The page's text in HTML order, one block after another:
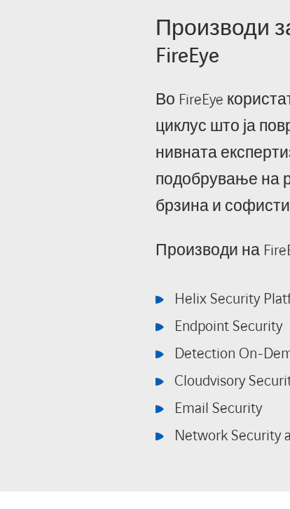
Производи
FireEye
Во FireEye
циклус што ја
нивната
подобрување на
брзина и
Производи на
Helix Security
Endpoint Security
Detection On-
Cloudvisory
Email Security
Network Security